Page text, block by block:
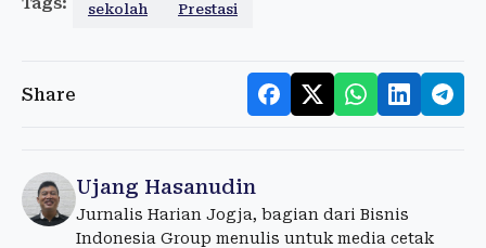
sekolah Prestasi
Share
Ujang Hasanudin
Jurnalis Harian Jogja, bagian dari Bisnis
Indonesia Group menulis untuk media cetak